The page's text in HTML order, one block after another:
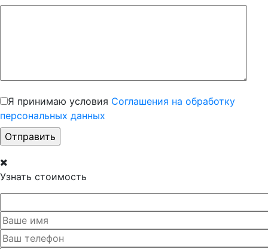
Я принимаю условия Соглашения на обработку
персональных данных
Узнать стоимость